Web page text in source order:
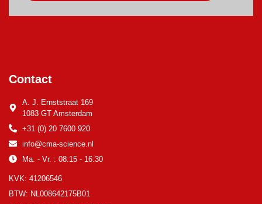
Contact
A. J. Ernststraat 169
1083 GT Amsterdam
+31 (0) 20 7600 920
info@cma-science.nl
Ma. - Vr. : 08:15 - 16:30
KVK: 41206546
BTW: NL008642175B01